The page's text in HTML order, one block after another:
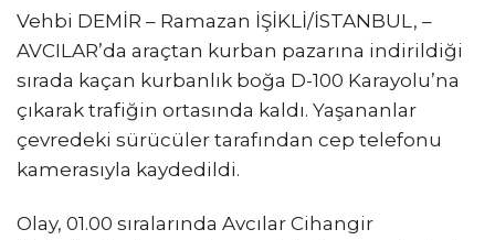
Vehbi DEMİR – Ramazan İŞİKLİ/İSTANBUL, –
AVCILAR’da araçtan kurban pazarına indirildiği
sırada kaçan kurbanlık boğa D-100 Karayolu’na
çıkarak trafiğin ortasında kaldı. Yaşananlar
çevredeki sürücüler tarafından cep telefonu
kamerasıyla kaydedildi.
Olay, 01.00 sıralarında Avcılar Cihangir